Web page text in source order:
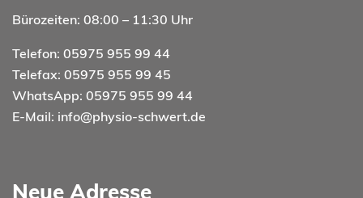
Bürozeiten: 08:00 – 11:30 Uhr
Telefon: 05975 955 99 44
Telefax: 05975 955 99 45
WhatsApp: 05975 955 99 44
E-Mail: info@physio-schwert.de